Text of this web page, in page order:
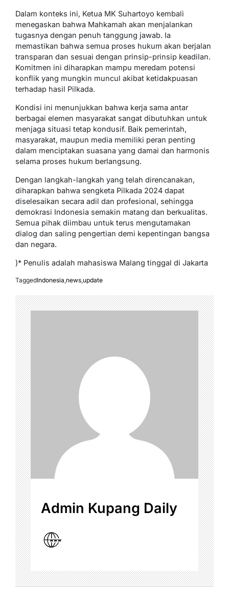
Dalam konteks ini, Ketua MK Suhartoyo kembali
menegaskan bahwa Mahkamah akan menjalankan
tugasnya dengan penuh tanggung jawab. Ia
memastikan bahwa semua proses hukum akan berjalan
transparan dan sesuai dengan prinsip-prinsip keadilan.
Komitmen ini diharapkan mampu meredam potensi
konflik yang mungkin muncul akibat ketidakpuasan
terhadap hasil Pilkada.
Kondisi ini menunjukkan bahwa kerja sama antar
berbagai elemen masyarakat sangat dibutuhkan untuk
menjaga situasi tetap kondusif. Baik pemerintah,
masyarakat, maupun media memiliki peran penting
dalam menciptakan suasana yang damai dan harmonis
selama proses hukum berlangsung.
Dengan langkah-langkah yang telah direncanakan,
diharapkan bahwa sengketa Pilkada 2024 dapat
diselesaikan secara adil dan profesional, sehingga
demokrasi Indonesia semakin matang dan berkualitas.
Semua pihak diimbau untuk terus mengutamakan
dialog dan saling pengertian demi kepentingan bangsa
dan negara.
)* Penulis adalah mahasiswa Malang tinggal di Jakarta
TaggedIndonesia,news,update
Admin Kupang Daily